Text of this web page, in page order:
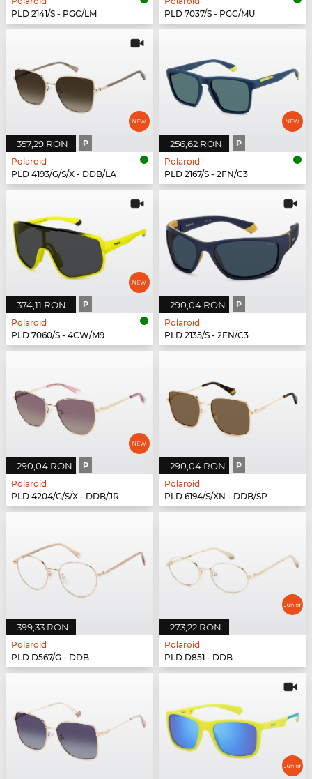
PLD 2141/S - PGC/LM
PLD 7037/S - PGC/MU
357,29 RON P
Polaroid
PLD 4193/G/S/X - DDB/LA
256,62 RON P
Polaroid
PLD 2167/S - 2FN/C3
374,11 RON P
Polaroid
PLD 7060/S - 4CW/M9
290,04 RON P
Polaroid
PLD 2135/S - 2FN/C3
290,04 RON P
Polaroid
PLD 4204/G/S/X - DDB/JR
290,04 RON P
Polaroid
PLD 6194/S/XN - DDB/SP
399,33 RON
Polaroid
PLD D567/G - DDB
273,22 RON
Polaroid
PLD D851 - DDB